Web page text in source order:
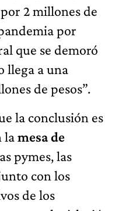
2 millones de
por
que se demoró
llega a una
de pesos”.
la conclusión es
lamesa de
pymes, las
con los
de los